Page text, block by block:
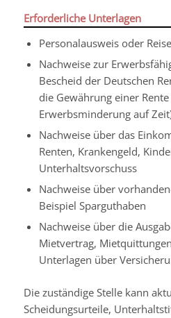
Erforderliche Unterlagen
Personalausweis oder
Nachweise zur
Bescheid der Deutschen
die Gewährung einer
Erwerbsminderung auf
Nachweise über das
Renten, Krankengeld,
Unterhaltsvorschuss
Nachweise über
Beispiel Sparguthaben
Nachweise über die
Mietvertrag,
Unterlagen über
Die zuständige Stelle kann
Scheidungsurteile,